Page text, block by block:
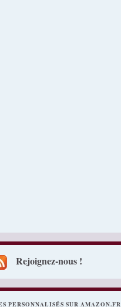
Rejoignez-nous !
PERSONNALISÉS SUR AMAZON.FR